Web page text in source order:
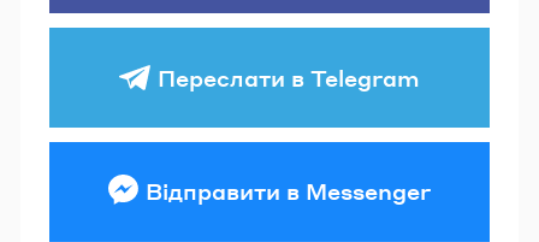
Переслати в Telegram
Відправити в Messenger